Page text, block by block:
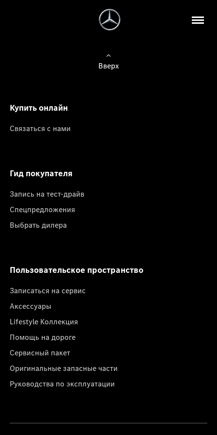
Вверх
Купить онлайн
Связаться с нами
Гид покупателя
Запись на тест-драйв
Спецпредложения
Выбрать дилера
Пользовательское пространство
Записаться на сервис
Аксессуары
Lifestyle Коллекция
Помощь на дороге
Сервисный пакет
Оригинальные запасные части
Руководства по эксплуатации